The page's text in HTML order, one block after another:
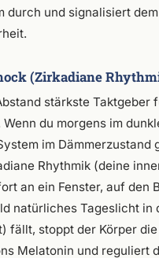
durch und signalisiert
(Zirkadiane
stärkste Taktgeber
du morgens im
im Dämmerzustand
Rhythmik (deine
an ein Fenster, auf den
natürliches Tageslicht in
fällt, stoppt der Körper
Melatonin und reguliert